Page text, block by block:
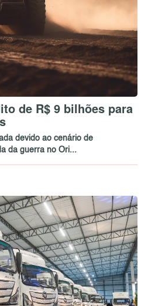
de R$ 9 bilhões para
devido ao cenário de
da guerra no Ori...